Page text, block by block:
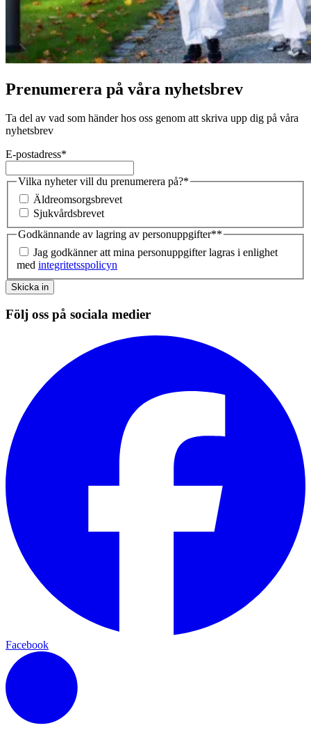
Prenumerera på våra nyhetsbrev
Ta del av vad som händer hos oss genom att skriva upp dig på våra
nyhetsbrev
E-postadress*
Vilka nyheter vill du prenumerera på?*
Äldreomsorgsbrevet
Sjukvårdsbrevet
Godkännande av lagring av personuppgifter**
Jag godkänner att mina personuppgifter lagras i enlighet
med integritetsspolicyn
Skicka in
Följ oss på sociala medier
Facebook